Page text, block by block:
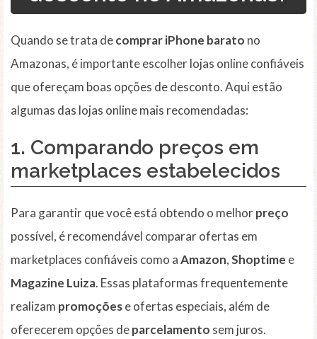
Quando se trata decomprar iPhone barato no
Amazonas, é importante escolher lojas online confiáveis
que ofereçam boas opções de desconto. Aqui estão
algumas das lojas online mais recomendadas:
1. Comparando preços em
marketplaces estabelecidos
Para garantir que você está obtendo o melhorpreço
possível, é recomendável comparar ofertas em
marketplaces confiáveis como aAmazon,Shoptime e
Magazine Luiza. Essas plataformas frequentemente
realizam promoçõese ofertas especiais, além de
oferecerem opções deparcelamento sem juros.